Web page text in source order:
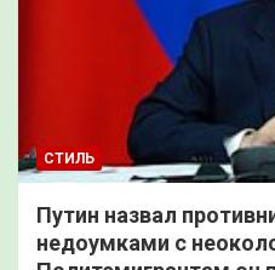
СТИЛЬ
Путин назвал
недоумками с